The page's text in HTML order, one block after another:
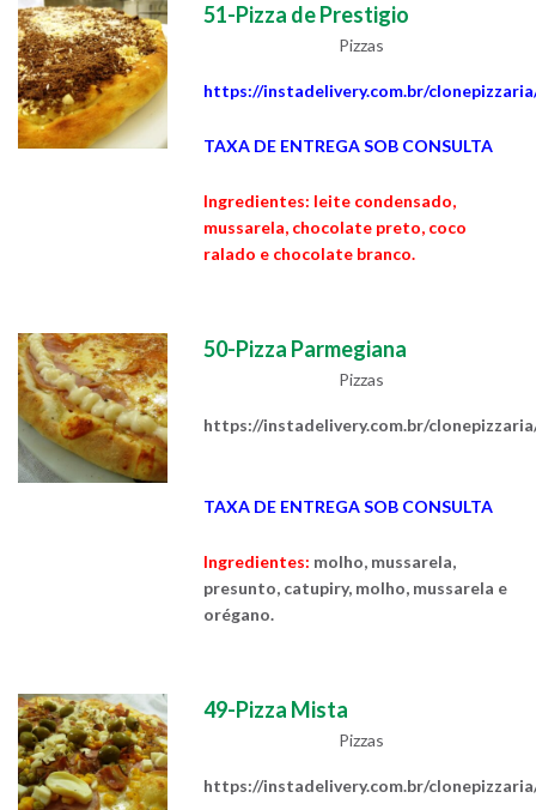
51-Pizza de Prestigio
Pizzas
https://instadelivery.com.br/
TAXA DE ENTREGA SOB CONSULTA
Ingredientes: leite condensado,
mussarela, chocolate preto, coco
ralado e chocolate branco.
50-Pizza Parmegiana
Pizzas
https://instadelivery.com.br/
TAXA DE ENTREGA SOB CONSULTA
Ingredientes: molho, mussarela,
presunto, catupiry, molho, mussarela e
orégano.
49-Pizza Mista
Pizzas
https://instadelivery.com.br/